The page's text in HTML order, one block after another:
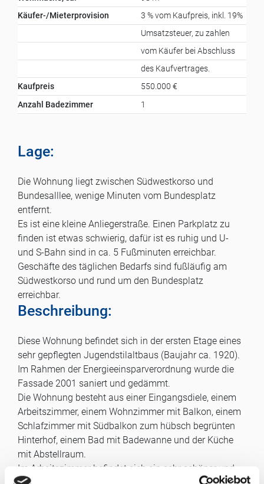
Käufer-/Mieterprovision
3 % vom Kaufpreis, inkl. 19%
Umsatzsteuer, zu zahlen
vom Käufer bei Abschluss
des Kaufvertrages.
Kaufpreis
550.000 €
Anzahl Badezimmer
1
Lage:
Die Wohnung liegt zwischen Südwestkorso und
Bundesalllee, wenige Minuten vom Bundesplatz
entfernt.
Es ist eine kleine Anliegerstraße. Einen Parkplatz zu
finden ist etwas schwierig, dafür ist es ruhig und U-
und S-Bahn sind in ca. 5 Fußminuten erreichbar.
Geschäfte des täglichen Bedarfs sind fußläufig am
Südwestkorso und rund um den Bundesplatz
erreichbar.
Beschreibung:
Diese Wohnung befindet sich in der ersten Etage eines
sehr gepflegten Jugendstilaltbaus (Baujahr ca. 1920).
Im Rahmen der Energieeinsparverordnung wurde die
Fassade 2001 saniert und gedämmt.
Die Wohnung besteht aus einer Eingangsdiele, einem
Arbeitszimmer, einem Wohnzimmer mit Balkon, einem
Schlafzimmer mit Südbalkon zum hübsch begrünten
Hinterhof, einem Bad mit Badewanne und der Küche
mit Abstellraum.
Im Arbeitszimmer befindet sich ein sehr schöner und